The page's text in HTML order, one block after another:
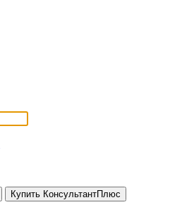
Купить КонсультантПлюс